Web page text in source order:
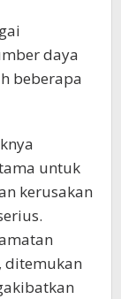
daya
beberapa
untuk
kerusakan
ditemukan